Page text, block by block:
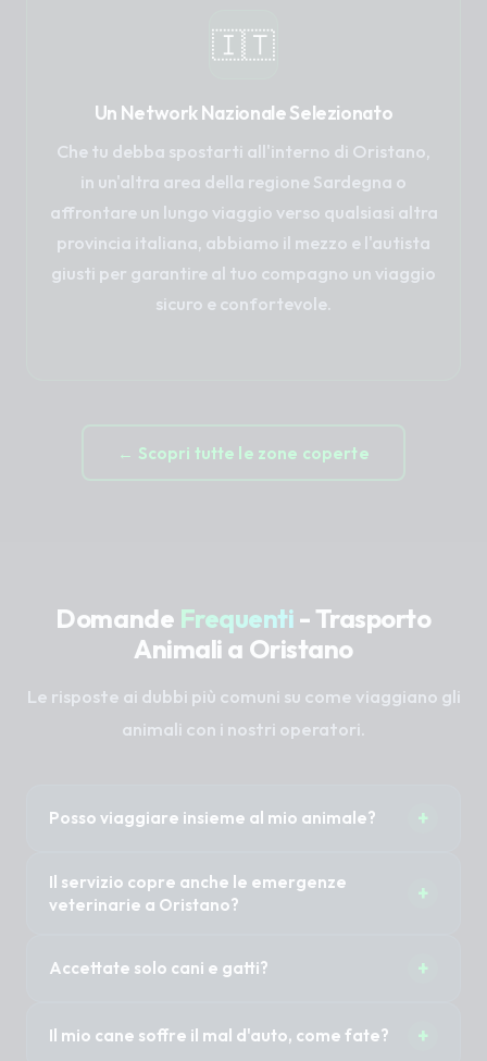
🇮🇹
Un Network Nazionale Selezionato
Che tu debba spostarti all'interno di Oristano,
in un'altra area della regione Sardegna o
affrontare un lungo viaggio verso qualsiasi altra
provincia italiana, abbiamo il mezzo e l'autista
giusti per garantire al tuo compagno un viaggio
sicuro e confortevole.
← Scopri tutte le zone coperte
Domande Frequenti - Trasporto
Animali a Oristano
Le risposte ai dubbi più comuni su come viaggiano gli
animali con i nostri operatori.
Posso viaggiare insieme al mio animale? +
possono accompagnare il proprio animale
prenotazione per organizzare i posti a sedere.
Il servizio copre anche le emergenze
veterinarie a Oristano?
+
abbiamo sirene mediche). Tuttavia, previa
certamente trasportare in modo rapido e sicuro
Accettate solo cani e gatti? +
anche animali esotici, conigli, roditori o uccelli.
Il mio cane soffre il mal d'auto, come fate? +